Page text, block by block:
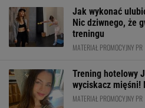
Jak wykonać
Nic dziwnego, że
treningu
MATERIAŁ PROMOCYJNY PR
Trening hotelowy
wyciskacz mięśni!
MATERIAŁ PROMOCYJNY PR